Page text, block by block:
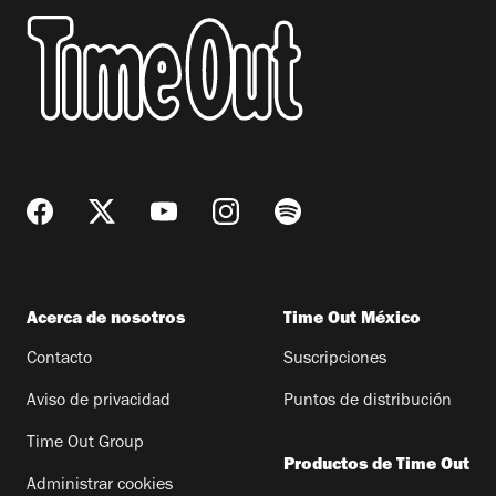
Acerca de nosotros
Contacto
Aviso de privacidad
Time Out Group
Administrar cookies
Time Out México
Suscripciones
Puntos de distribución
Productos de Time Out